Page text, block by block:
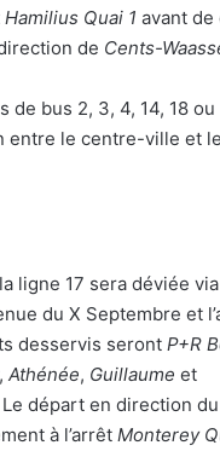
Hamilius Quai 1 avant
de Cents-
de bus 2, 3, 4, 14, 18
entre le centre-ville et
ligne 17 sera déviée
du X Septembre et
desservis seront P+R
, Athénée, Guillaume et
Le départ en direction
à l’arrêt Monterey